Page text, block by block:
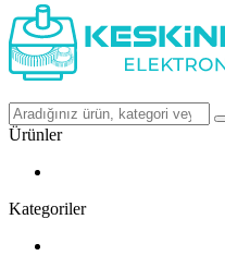
Ürünler
Kategoriler